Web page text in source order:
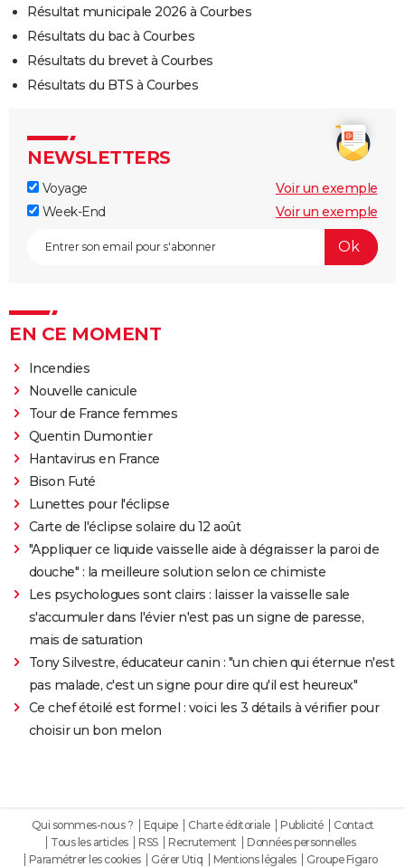
Résultat municipale 2026 à Courbes
Résultats du bac à Courbes
Résultats du brevet à Courbes
Résultats du BTS à Courbes
NEWSLETTERS
Voyage
Voir un exemple
Week-End
Voir un exemple
EN CE MOMENT
Incendies
Nouvelle canicule
Tour de France femmes
Quentin Dumontier
Hantavirus en France
Bison Futé
Lunettes pour l'éclipse
Carte de l'éclipse solaire du 12 août
"Appliquer ce liquide vaisselle aide à dégraisser la paroi de
douche" : la meilleure solution selon ce chimiste
Les psychologues sont clairs : laisser la vaisselle sale
s'accumuler dans l'évier n'est pas un signe de paresse,
mais de saturation
Tony Silvestre, éducateur canin : "un chien qui éternue n'est
pas malade, c'est un signe pour dire qu'il est heureux"
Ce chef étoilé est formel : voici les 3 détails à vérifier pour
choisir un bon melon
Qui sommes-nous ? Equipe Charte éditoriale Publicité
Contact
Tous les articles
RSS Recrutement
Données personnelles
Paramétrer les cookies
Gérer Utiq Mentions légales Groupe Figaro